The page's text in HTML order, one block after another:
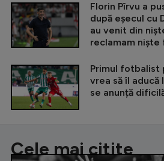
Florin Pîrvu a
după eșecul cu
au venit din
reclamam niște
Primul fotbalist
vrea să îl aducă
se anunță
Cele mai citite